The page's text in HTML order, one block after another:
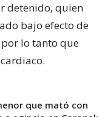
detenido, quien
bajo efecto de
lo tanto que
que mató con